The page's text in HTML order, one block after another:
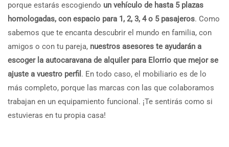
porque estarás escogiendo un vehículo de hasta 5 plazas
homologadas, con espacio para 1, 2, 3, 4 o 5 pasajeros. Como
sabemos que te encanta descubrir el mundo en familia, con
amigos o con tu pareja, nuestros asesores te ayudarán a
escoger la autocaravana de alquiler para Elorrio que mejor se
ajuste a vuestro perfil . En todo caso, el mobiliario es de lo
más completo, porque las marcas con las que colaboramos
trabajan en un equipamiento funcional. ¡Te sentirás como si
estuvieras en tu propia casa!